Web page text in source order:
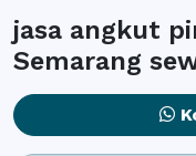
jasa angkut
Semarang